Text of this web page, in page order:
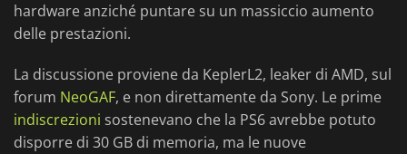
hardware anziché puntare su un massiccio aumento
delle prestazioni.
La discussione proviene da KeplerL2, leaker di AMD, sul
forum NeoGAF, e non direttamente da Sony. Le prime
indiscrezioni sostenevano che la PS6 avrebbe potuto
disporre di 30 GB di memoria, ma le nuove